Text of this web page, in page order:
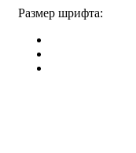
Размер шрифта: